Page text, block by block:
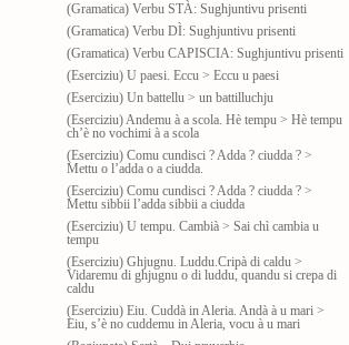
(Gramatica) Verbu STÀ: Sughjuntivu prisenti
(Gramatica) Verbu DÌ: Sughjuntivu prisenti
(Gramatica) Verbu CAPISCIA: Sughjuntivu prisenti
(Eserciziu) U paesi. Eccu > Eccu u paesi
(Eserciziu) Un battellu > un battilluchju
(Eserciziu) Andemu à a scola. Hè tempu > Hè tempu
ch’è no vochimi à a scola
(Eserciziu) Comu cundisci ? Adda ? ciudda ? >
Mettu o l’adda o a ciudda.
(Eserciziu) Comu cundisci ? Adda ? ciudda ? >
Mettu sibbii l’adda sibbii a ciudda
(Eserciziu) U tempu. Cambià > Sai chì cambia u
tempu
(Eserciziu) Ghjugnu. Luddu.Cripà di caldu >
Vidaremu di ghjugnu o di luddu, quandu si crepa di
caldu
(Eserciziu) Eiu. Cuddà in Aleria. Andà à u mari >
Eiu, s’è no cuddemu in Aleria, vocu à u mari